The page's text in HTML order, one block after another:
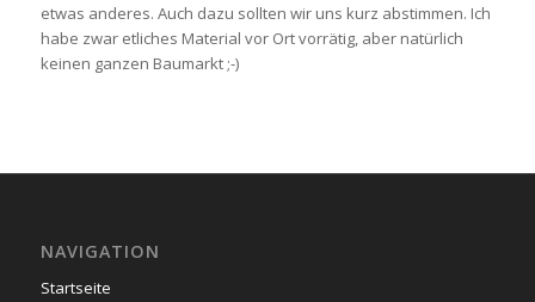
etwas anderes. Auch dazu sollten wir uns kurz abstimmen. Ich
habe zwar etliches Material vor Ort vorrätig, aber natürlich
keinen ganzen Baumarkt ;-)
NAVIGATION
Startseite